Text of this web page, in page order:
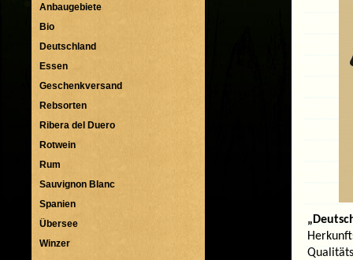
Anbaugebiete
Bio
Deutschland
Essen
Geschenkversand
Rebsorten
Ribera del Duero
Rotwein
Rum
Sauvignon Blanc
Spanien
Übersee
Winzer